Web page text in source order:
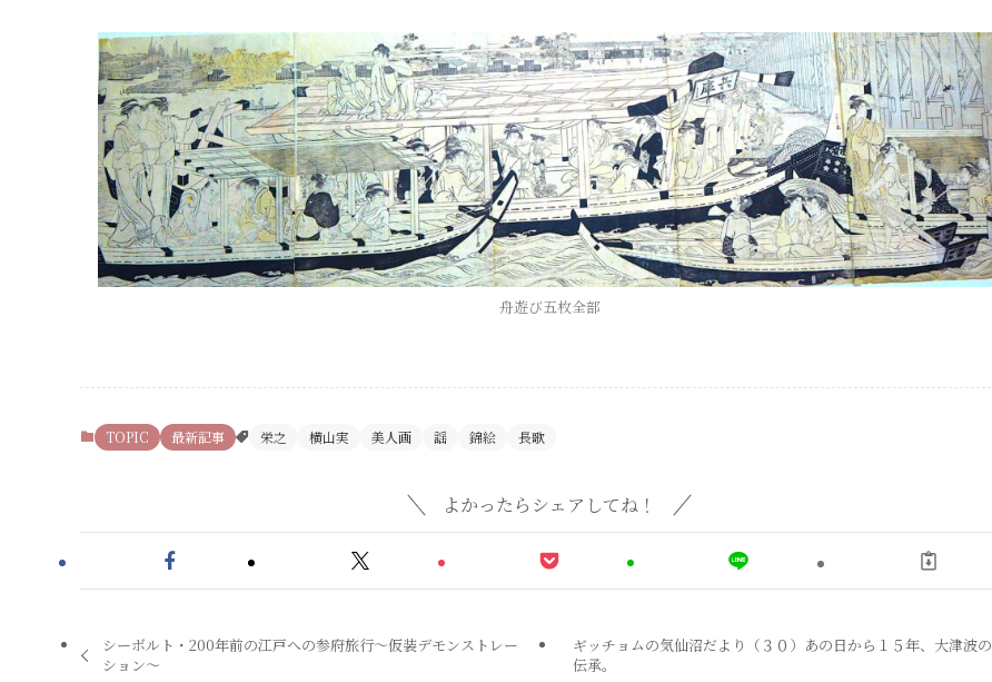
舟遊び五枚全部
TOPIC 最新記事 栄之 横山実 美人画 謡 錦絵 長歌
よかったらシェアしてね！
シーボルト・200年前の江戸への参府旅行〜仮装デモンストレー
ション〜
ギッチョムの気仙沼だより（３０）あの日から１５年、大津波の
伝承。